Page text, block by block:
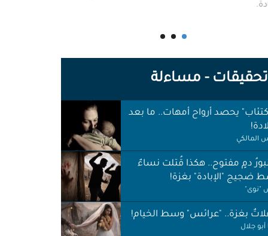
تحقيقات - مساءلة
يحصد أرواح أمهات.. ما بعد
المالكي
دمٍ مفتوح.. هكذا قُتلت نساءٌ
ضجيج "الإبادة" بغزة!
"نوى"
بغزة.. "عرائس" وسط الخيام!
جلال